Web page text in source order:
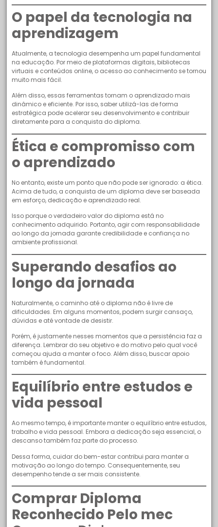
O papel da tecnologia na
aprendizagem
Atualmente, a tecnologia desempenha um papel fundamental
na educação. Por meio de plataformas digitais, bibliotecas
virtuais e conteúdos online, o acesso ao conhecimento se tornou
muito mais fácil.
Além disso, essas ferramentas tornam o aprendizado mais
dinâmico e eficiente. Por isso, saber utilizá-las de forma
estratégica pode acelerar seu desenvolvimento e contribuir
diretamente para a conquista do diploma.
Ética e compromisso com
o aprendizado
No entanto, existe um ponto que não pode ser ignorado: a ética.
Acima de tudo, a conquista de um diploma deve ser baseada
em esforço, dedicação e aprendizado real.
Isso porque o verdadeiro valor do diploma está no
conhecimento adquirido. Portanto, agir com responsabilidade
ao longo da jornada garante credibilidade e confiança no
ambiente profissional.
Superando desafios ao
longo da jornada
Naturalmente, o caminho até o diploma não é livre de
dificuldades. Em alguns momentos, podem surgir cansaço,
dúvidas e até vontade de desistir.
Porém, é justamente nesses momentos que a persistência faz a
diferença. Lembrar do seu objetivo e do motivo pelo qual você
começou ajuda a manter o foco. Além disso, buscar apoio
também é fundamental.
Equilíbrio entre estudos e
vida pessoal
Ao mesmo tempo, é importante manter o equilíbrio entre estudos,
trabalho e vida pessoal. Embora a dedicação seja essencial, o
descanso também faz parte do processo.
Dessa forma, cuidar do bem-estar contribui para manter a
motivação ao longo do tempo. Consequentemente, seu
desempenho tende a ser mais consistente.
Comprar Diploma
Reconhecido Pelo mec